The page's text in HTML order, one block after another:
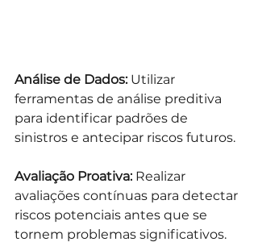
Análise de Dados: Utilizar
ferramentas de análise preditiva
para identificar padrões de
sinistros e antecipar riscos futuros.
Avaliação Proativa: Realizar
avaliações contínuas para detectar
riscos potenciais antes que se
tornem problemas significativos.